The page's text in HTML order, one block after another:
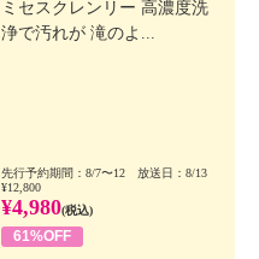
ミセスクレンリー 高濃度洗
浄で汚れが 滝のよ...
先行予約期間：8/7〜12 放送日：8/13
¥12,800
¥4,980(税込)
61%OFF